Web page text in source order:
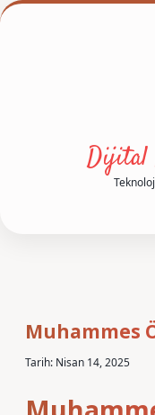
Dijital
Muhammes
Tarih: Nisan 14, 2025